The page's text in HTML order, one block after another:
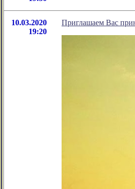
10.03.2020
19:20
Приглашаем Вас